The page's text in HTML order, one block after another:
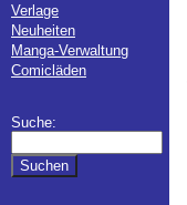
Verlage
Neuheiten
Manga-Verwaltung
Comicläden
Suche: